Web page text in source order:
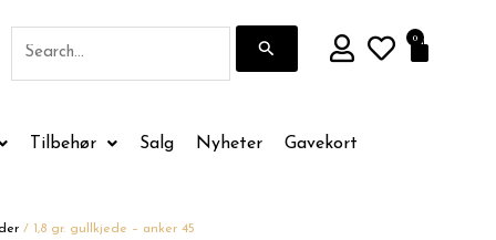
0
Tilbehør Salg Nyheter Gavekort
/ 1,8 gr. gullkjede – anker 45